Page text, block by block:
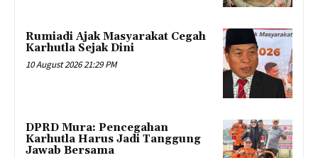
Rumiadi Ajak Masyarakat Cegah
Karhutla Sejak Dini
10 August 2026 21:29 PM
DPRD Mura: Pencegahan
Karhutla Harus Jadi Tanggung
Jawab Bersama